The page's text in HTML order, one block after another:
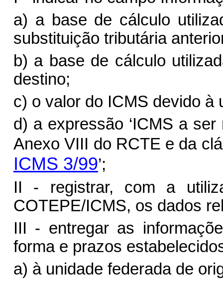
a) a base de cálculo
substituição tributária
b) a base de cálculo
destino;
c) o valor do ICMS devido à
d) a expressão ‘ICMS a
Anexo VIII do RCTE e da
ICMS 3/99’;
II - registrar, com a
COTEPE/ICMS, os dados
III - entregar as
forma e prazos
a) à unidade federada de